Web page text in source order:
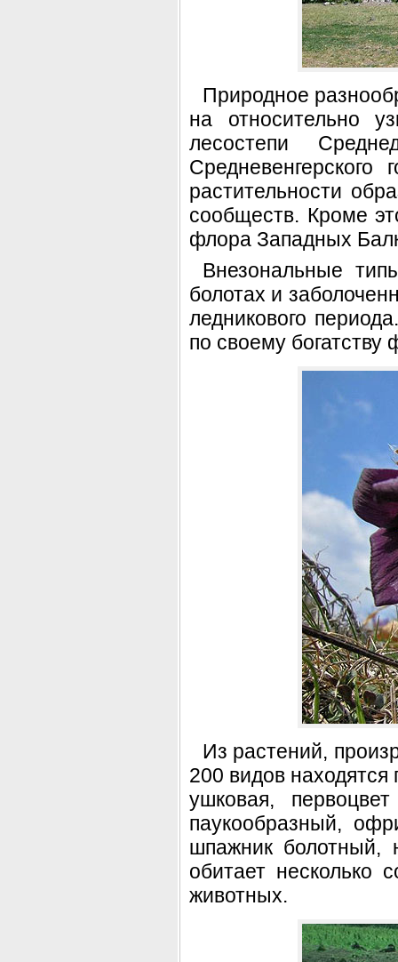
Природное
на относительно
лесостепи
растительности
сообществ. Кроме
флора Западных
Внезональные
болотах и
ледникового
по своему
Из растений,
200 видов
ушковая,
паукообразный,
шпажник болотный,
обитает несколько
животных.